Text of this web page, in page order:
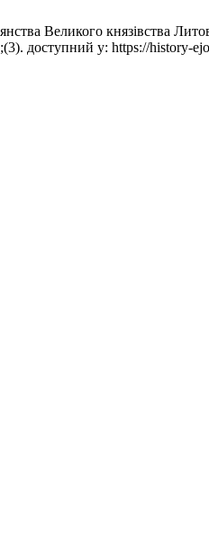
Великого князівства
доступний у: https://history-